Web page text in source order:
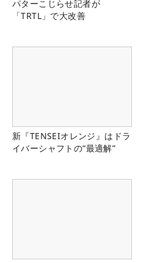
パターこじらせ記者が
「TRTL」で大改善
新『TENSEIオレンジ』はドラ
イバーシャフトの“最適解”